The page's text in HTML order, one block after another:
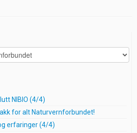
NIBIO (4/4)
for alt Naturvernforbundet!
erfaringer (4/4)